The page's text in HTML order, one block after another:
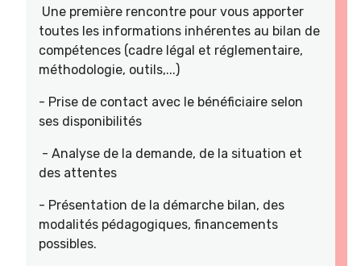
Une première rencontre pour vous apporter
toutes les informations inhérentes au bilan de
compétences (cadre légal et réglementaire,
méthodologie, outils,...)
- Prise de contact avec le bénéficiaire selon
ses disponibilités
- Analyse de la demande, de la situation et
des attentes
- Présentation de la démarche bilan, des
modalités pédagogiques, financements
possibles.